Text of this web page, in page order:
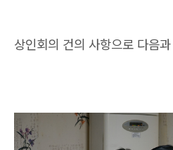
상인회의 건의 사항으로 다음